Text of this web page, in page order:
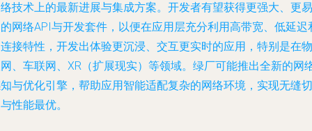
技术上的最新进展与集成方案。开发者有望获得更强大、更易
网络API与开发套件，以便在应用层充分利用高带宽、低延迟
接特性，开发出体验更沉浸、交互更实时的应用，特别是在物
、车联网、XR（扩展现实）等领域。绿厂可能推出全新的网
与优化引擎，帮助应用智能适配复杂的网络环境，实现无缝切
性能最优。